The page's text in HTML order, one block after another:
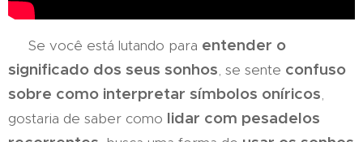
Se você está lutando para entender o
significado dos seus sonhos, se sente confuso
sobre como interpretar símbolos oníricos,
gostaria de saber como lidar com pesadelos